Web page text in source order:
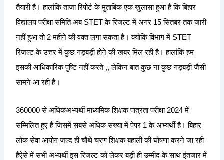
तैयारी है। हालांकि ताजा रिपोर्ट के मुताबिक एक खुलासा हुआ है कि बिहार
विद्यालय परीक्षा समिति अब STET के रिजल्ट में अगर 15 सितंबर तक जारी
नहीं हुआ तो 2 महीने की वक्त लगा सकता है। क्योंकि विभाग में STET
रिजल्ट के उत्तर में कुछ गड़बड़ी होने की खबर मिल रही है। हालांकि हम
इसकी आधिकारिक पुष्टि नहीं करते ,, लेकिन बात कुछ ना कुछ गड़बड़ी जैसी
सामने आ रही है।
360000 से अधिकअभ्यर्थी माध्यमिक शिक्षक पात्रता परीक्षा 2024 में
सम्मिलित हुए हैं जिसमें सबसे अधिक संख्या में पेपर 1 के अभ्यर्थी है। बिहार
लोक सेवा आयोग जल्द ही चौथे चरण शिक्षक बहाली की घोषणा करने जा रही
हैऐसे में सभी अभ्यर्थी इस रिजल्ट को लेकर बड़ी ही उम्मीद के साथ इंतजार में